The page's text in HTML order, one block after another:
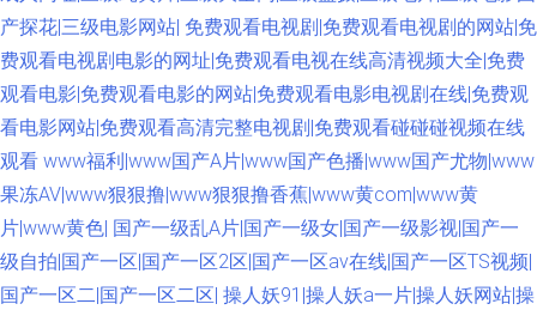
直播 91巨炮永久 中日韩欧美棕合 国产久草免费 AV黄色网址 国产精品电影大
全 麻豆吴梦梦视频 亚洲涩涩免费 A片视屏 人妖护士一级A片 超碰欧美成人
91迷奸精品 福利导航网 91爱啪 大香蕉依然在线 欧美射精视频 狠狠日天天做
国内福利视频 老司机性AV 51国产原创精品 91视频在线导航 超碰人人擦 国
内草逼中文字幕 亚洲黑料区 AV东方无码 国产自偷自拍 在线肛交 91少妇福利
产探花|三级电影网站| 免费观看电视剧|免费观看电视剧的网站|免
费观看电视剧电影的网址|免费观看电视在线高清视频大全|免费
观看电影|免费观看电影的网站|免费观看电影电视剧在线|免费观
看电影网站|免费观看高清完整电视剧|免费观看碰碰碰视频在线
观看 www福利|www国产A片|www国产色播|www国产尤物|www
果冻AV|www狠狠撸|www狠狠撸香蕉|www黄com|www黄
片|www黄色| 国产一级乱A片|国产一级女|国产一级影视|国产一
级自拍|国产一区|国产一区2区|国产一区av在线|国产一区TS视频|
国产一区二|国产一区二区| 操人妖91|操人妖a一片|操人妖网站|操